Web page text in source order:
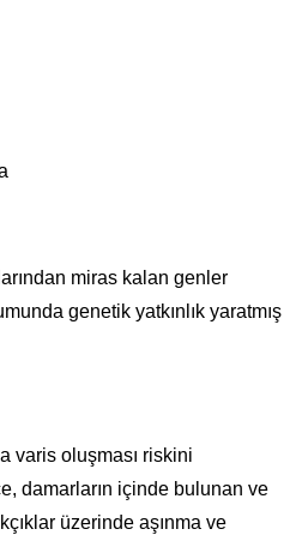
miras kalan genler
genetik yatkınlık yaratmış
varis oluşması riskini
damarların içinde bulunan ve
üzerinde aşınma ve